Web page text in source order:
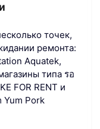
точек,
ремонта:
Aquatek,
типа รอ
FOR RENT и
Yum Pork